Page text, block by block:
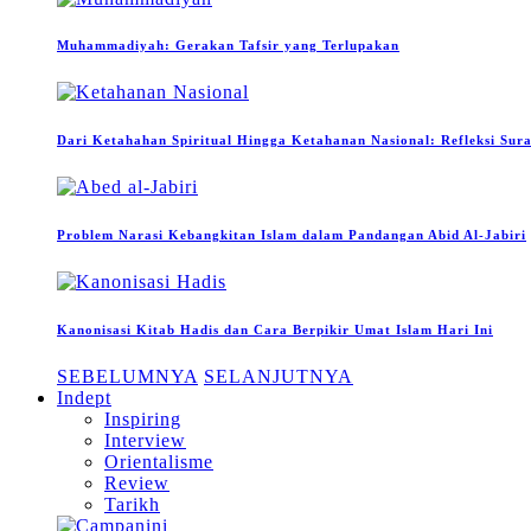
Muhammadiyah: Gerakan Tafsir yang Terlupakan
Dari Ketahahan Spiritual Hingga Ketahanan Nasional: Refleksi
Problem Narasi Kebangkitan Islam dalam Pandangan Abid Al-Jabiri
Kanonisasi Kitab Hadis dan Cara Berpikir Umat Islam Hari Ini
SEBELUMNYA SELANJUTNYA
Indept
Inspiring
Interview
Orientalisme
Review
Tarikh